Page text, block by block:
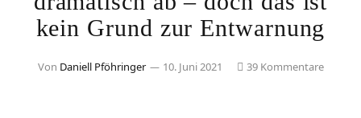
kein Grund zur Entwarnung
Von Daniell Pföhringer 10. Juni 2021 39 Kommentare